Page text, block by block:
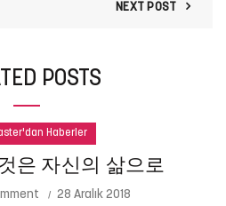
NEXT POST
POSTS
Haberler
은 자신의 삶으로
28 Aralık 2018